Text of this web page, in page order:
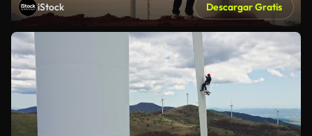
iStock Descargar Gratis